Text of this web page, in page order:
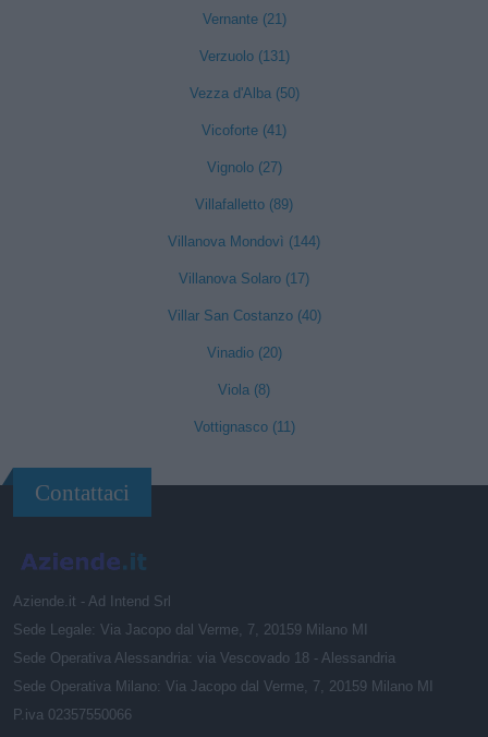
Vernante (21)
Verzuolo (131)
Vezza d'Alba (50)
Vicoforte (41)
Vignolo (27)
Villafalletto (89)
Villanova Mondovì (144)
Villanova Solaro (17)
Villar San Costanzo (40)
Vinadio (20)
Viola (8)
Vottignasco (11)
Contattaci
Aziende.it - Ad Intend Srl
Sede Legale: Via Jacopo dal Verme, 7, 20159 Milano MI
Sede Operativa Alessandria: via Vescovado 18 - Alessandria
Sede Operativa Milano: Via Jacopo dal Verme, 7, 20159 Milano MI
P.iva 02357550066